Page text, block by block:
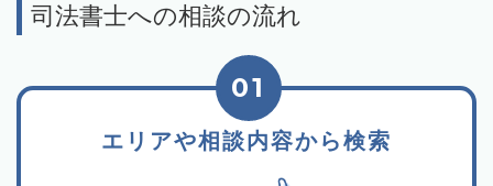
司法書士への相談の流れ
エリアや相談内容から検索
01